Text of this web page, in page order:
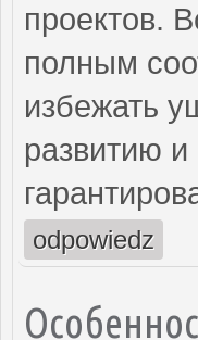
проектов.
полным
избежать
развитию
odpowiedz